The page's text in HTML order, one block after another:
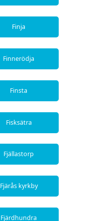
Finja
Finnerödja
Finsta
Fisksätra
Fjällastorp
Fjärås kyrkby
Fjärdhundra